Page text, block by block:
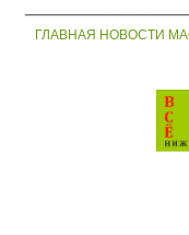
ГЛАВНАЯ НОВОСТИ